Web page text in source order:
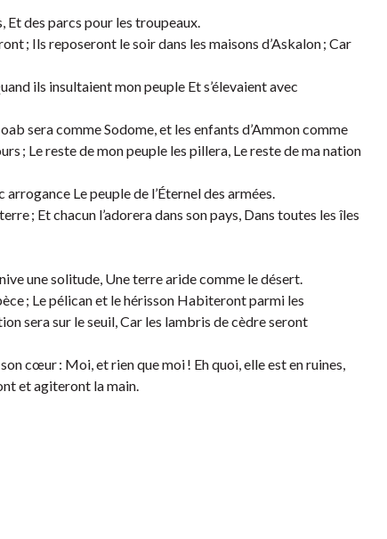
Et des parcs pour les troupeaux.
; Ils reposeront le soir dans les maisons d’Askalon ; Car
ils insultaient mon peuple Et s’élevaient avec
sera comme Sodome, et les enfants d’Ammon comme
; Le reste de mon peuple les pillera, Le reste de ma nation
Le peuple de l’Éternel des armées.
; Et chacun l’adorera dans son pays, Dans toutes les îles
une solitude, Une terre aride comme le désert.
; Le pélican et le hérisson Habiteront parmi les
sera sur le seuil, Car les lambris de cèdre seront
cœur : Moi, et rien que moi ! Eh quoi, elle est en ruines,
et agiteront la main.